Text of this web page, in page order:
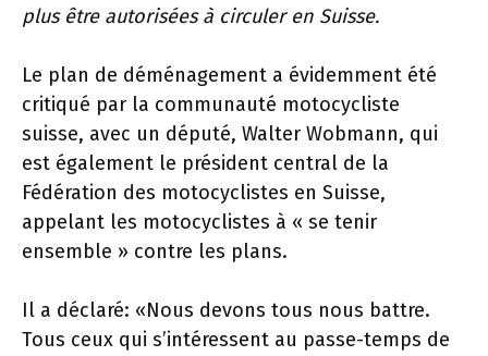
plus être autorisées à circuler en Suisse.
Le plan de déménagement a évidemment été
critiqué par la communauté motocycliste
suisse, avec un député, Walter Wobmann, qui
est également le président central de la
Fédération des motocyclistes en Suisse,
appelant les motocyclistes à « se tenir
ensemble » contre les plans.
Il a déclaré: «Nous devons tous nous battre.
Tous ceux qui s’intéressent au passe-temps de